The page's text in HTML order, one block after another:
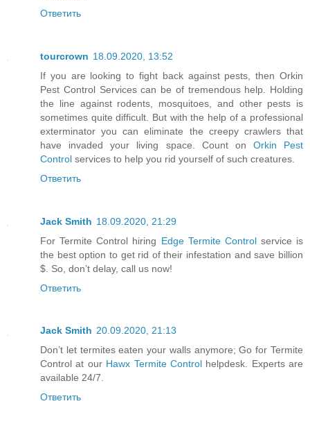
Ответить
tourcrown 18.09.2020, 13:52
If you are looking to fight back against pests, then Orkin
Pest Control Services can be of tremendous help. Holding
the line against rodents, mosquitoes, and other pests is
sometimes quite difficult. But with the help of a professional
exterminator you can eliminate the creepy crawlers that
have invaded your living space. Count on Orkin Pest
Control services to help you rid yourself of such creatures.
Ответить
Jack Smith 18.09.2020, 21:29
For Termite Control hiring Edge Termite Controlservice is
the best option to get rid of their infestation and save billion
$. So, don’t delay, call us now!
Ответить
Jack Smith 20.09.2020, 21:13
Don’t let termites eaten your walls anymore; Go for Termite
Control at our Hawx Termite Controlhelpdesk. Experts are
available 24/7.
Ответить